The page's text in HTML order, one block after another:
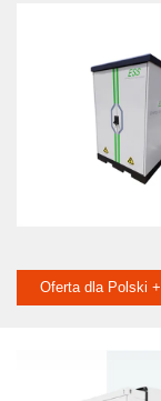
Oferta dla Polski +